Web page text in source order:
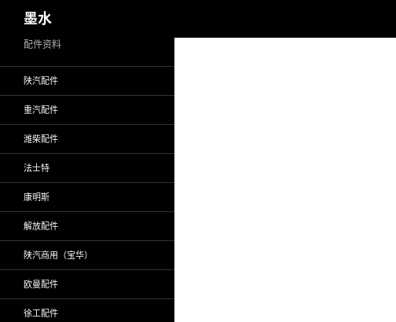
至
墨水
配件资料
陕汽配件
重汽配件
潍柴配件
法士特
康明斯
解放配件
陕汽商用（宝华）
欧曼配件
徐工配件